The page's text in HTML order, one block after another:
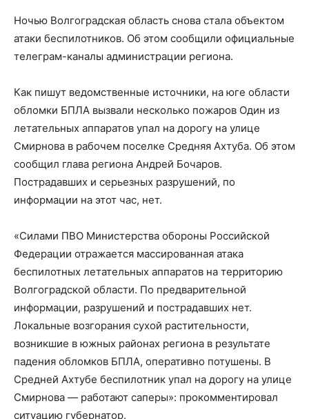
Ночью Волгоградская область снова стала объектом
атаки беспилотников. Об этом сообщили официальные
телеграм-каналы администрации региона.
Как пишут ведомственные источники, на юге области
обломки БПЛА вызвали несколько пожаров Один из
летательных аппаратов упал на дорогу на улице
Смирнова в рабочем поселке Средняя Ахтуба. Об этом
сообщил глава региона Андрей Бочаров.
Пострадавших и серьезных разрушений, по
информации на этот час, нет.
«Силами ПВО Министерства обороны Российской
Федерации отражается массированная атака
беспилотных летательных аппаратов на территорию
Волгоградской области. По предварительной
информации, разрушений и пострадавших нет.
Локальные возгорания сухой растительности,
возникшие в южных районах региона в результате
падения обломков БПЛА, оперативно потушены. В
Средней Ахтубе беспилотник упал на дорогу на улице
Смирнова — работают саперы»: прокомментировал
ситуацию губернатор.